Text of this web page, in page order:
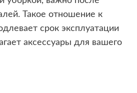
Такое отношение к
срок эксплуатации
аксессуары для вашего